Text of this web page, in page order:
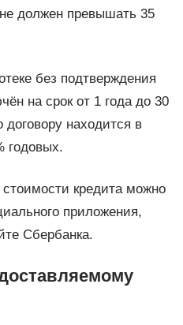
должен превышать 35
без подтверждения
на срок от 1 года до 30
договору находится в
годовых.
кредита можно
приложения,
Сбербанка.